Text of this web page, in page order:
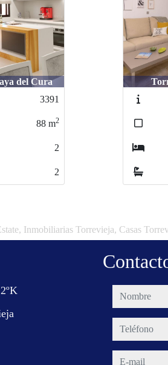
/ Centro
3566
89m2
3
2
Inmobiliarias Torrevieja, Casas
nombre
teléfono
e-mail